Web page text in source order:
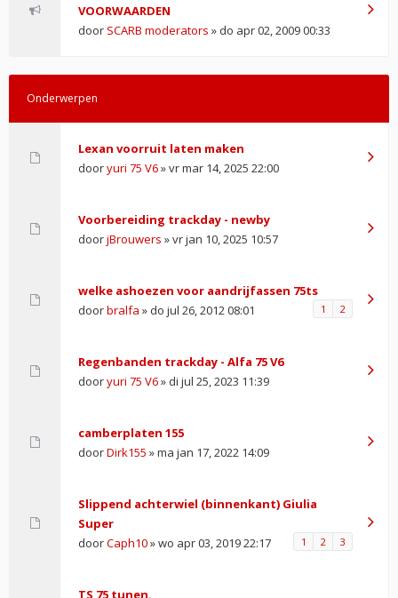
VOORWAARDEN
door SCARB moderators » do apr 02, 2009 00:33
Onderwerpen
Lexan voorruit laten maken
dooryuri 75 V6» vr mar 14, 2025 22:00
Voorbereiding trackday - newby
doorjBrouwers » vr jan 10, 2025 10:57
welke ashoezen voor aandrijfassen 75ts
doorbralfa » do jul 26, 2012 08:01 1 2
Regenbanden trackday - Alfa 75 V6
dooryuri 75 V6» di jul 25, 2023 11:39
camberplaten 155
doorDirk155 » ma jan 17, 2022 14:09
Slippend achterwiel (binnenkant) Giulia
Super
doorCaph10» wo apr 03, 2019 22:17 1 2 3
TS 75 tunen.